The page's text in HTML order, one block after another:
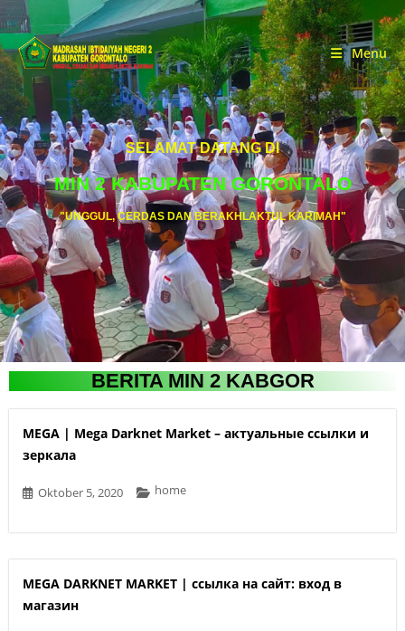
Menu
SELAMAT DATANG DI
MIN 2 KABUPATEN GORONTALO
"UNGGUL, CERDAS DAN BERAKHLAKTUL KARIMAH"
BERITA MIN 2 KABGOR
MEGA | Mega Darknet Market – актуальные ссылки и
зеркала
Oktober 5, 2020 home
MEGA DARKNET MARKET | ссылка на сайт: вход в
магазин